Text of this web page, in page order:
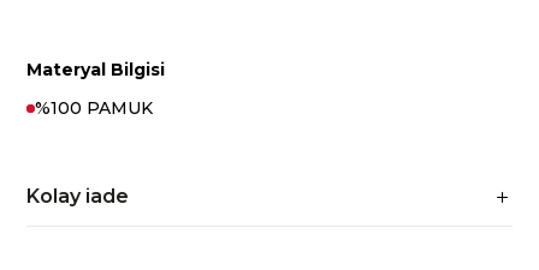
Materyal Bilgisi
%100 PAMUK
Kolay iade